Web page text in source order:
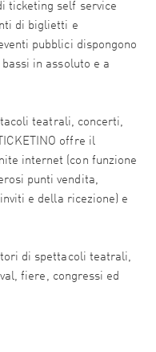
ticketing self service
di biglietti e
pubblici dispongono
in assoluto e a
teatrali, concerti,
offre il
internet (con funzione
punti vendita,
e della ricezione) e
di spettacoli teatrali,
fiere, congressi ed